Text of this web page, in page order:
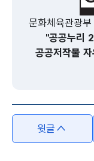
문화체육관광
"공공누리
공공저작물
윗글